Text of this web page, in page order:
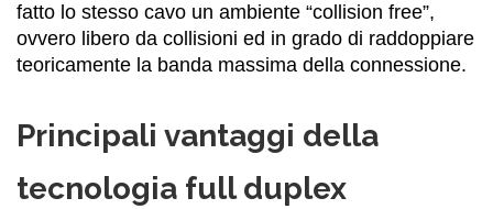
fatto lo stesso cavo un ambiente “collision free”,
ovvero libero da collisioni ed in grado di raddoppiare
teoricamente la banda massima della connessione.
Principali vantaggi della
tecnologia full duplex